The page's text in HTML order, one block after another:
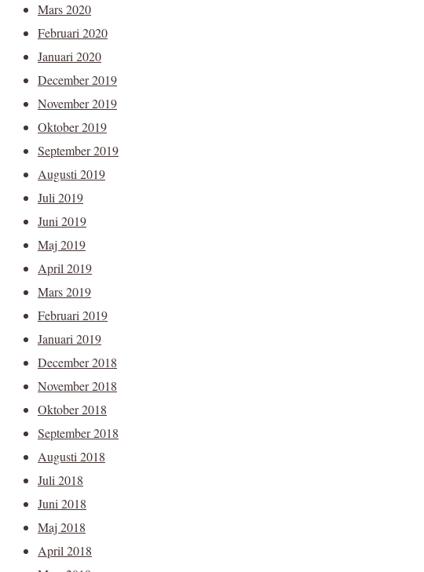
Mars 2020
Februari 2020
Januari 2020
December 2019
November 2019
Oktober 2019
September 2019
Augusti 2019
Juli 2019
Juni 2019
Maj 2019
April 2019
Mars 2019
Februari 2019
Januari 2019
December 2018
November 2018
Oktober 2018
September 2018
Augusti 2018
Juli 2018
Juni 2018
Maj 2018
April 2018